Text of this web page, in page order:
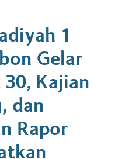
1
Gelar
30, Kajian
dan
Rapor